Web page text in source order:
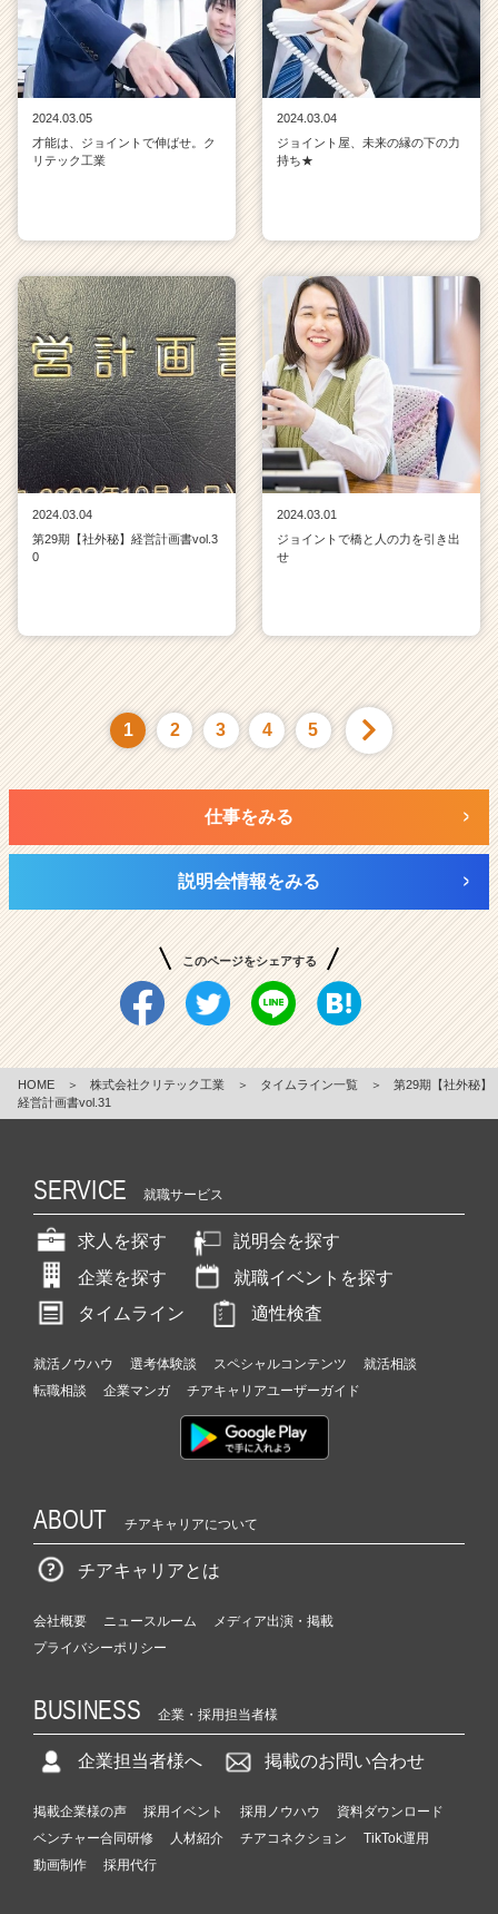
2024.03.05
才能は、ジョイントで伸ばせ。ク
リテック工業
2024.03.04
ジョイント屋、未来の縁の下の力
持ち★
2024.03.04
第29期【社外秘】経営計画書vol.3
0
2024.03.01
ジョイントで橋と人の力を引き出
せ
1 2 3 4 5
仕事をみる
説明会情報をみる
このページをシェアする
HOME ＞ 株式会社クリテック工業 ＞ タイムライン一覧 ＞
第29期【社外秘】
経営計画書vol.31
SERVICE 就職サービス
求人を探す
説明会を探す
企業を探す
就職イベントを探す
タイムライン
適性検査
就活ノウハウ 選考体験談 スペシャルコンテンツ
就活相談
転職相談
企業マンガ チアキャリアユーザーガイド
ABOUT チアキャリアについて
チアキャリアとは
会社概要 ニュースルーム
メディア出演・掲載
プライバシーポリシー
BUSINESS 企業・採用担当者様
企業担当者様へ 掲載のお問い合わせ
掲載企業様の声 採用イベント 採用ノウハウ
資料ダウンロード
ベンチャー合同研修
人材紹介 チアコネクション
TikTok運用
動画制作
採用代行